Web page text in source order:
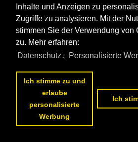
Inhalte und Anzeigen zu
Zugriffe zu analysieren. Mit der
stimmen Sie der Verwendung von
zu. Mehr erfahren:
Datenschutz , Personalisierte
Ich stimme zu und
erlaube
personalisierte
Werbung
Ich